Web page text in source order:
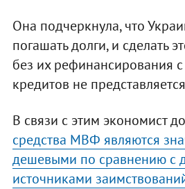
Она подчеркнула, что
погашать долги, и сделать
без их рефинансирования
кредитов не
В связи с этим экономист
средства МВФ являются
дешевыми по сравнению с
источниками